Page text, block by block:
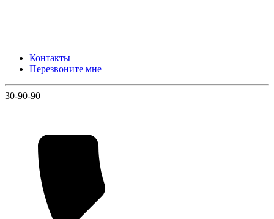
Контакты
Перезвоните мне
30-90-90